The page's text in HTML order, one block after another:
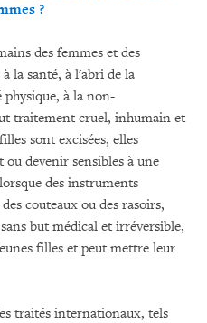
?
des femmes et des
la santé, à l'abri de la
à la non-
traitement cruel, inhumain et
sont excisées, elles
devenir sensibles à une
des instruments
couteaux ou des rasoirs,
but médical et irréversible,
filles et peut mettre leur
traités internationaux, tels